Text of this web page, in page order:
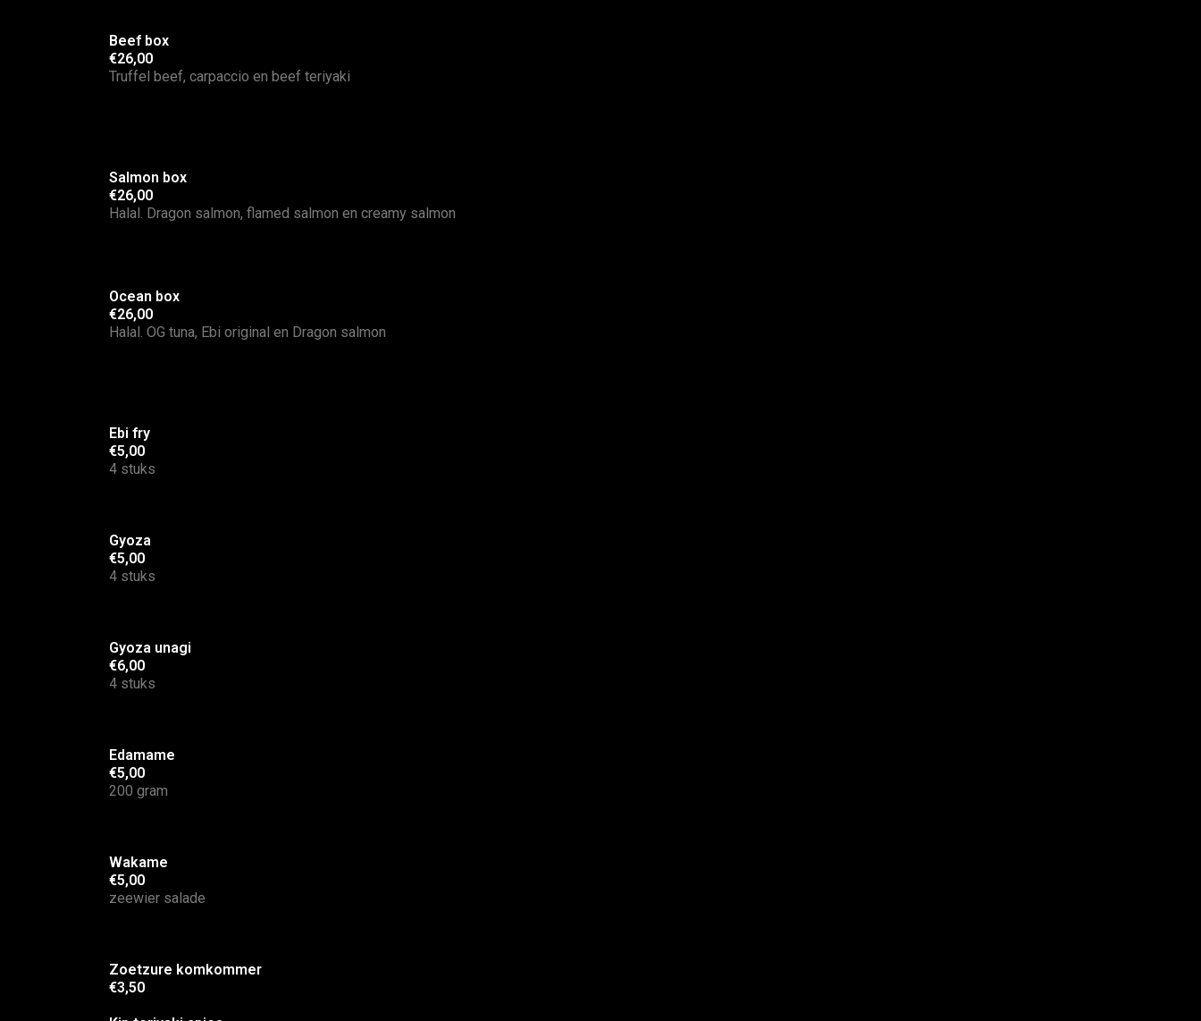
Beef box
€26,00
Truffel beef, carpaccio en beef teriyaki
Salmon box
€26,00
Halal. Dragon salmon, flamed salmon en creamy salmon
Ocean box
€26,00
Halal. OG tuna, Ebi original en Dragon salmon
Ebi fry
€5,00
4 stuks
Gyoza
€5,00
4 stuks
Gyoza unagi
€6,00
4 stuks
Edamame
€5,00
200 gram
Wakame
€5,00
zeewier salade
Zoetzure komkommer
€3,50